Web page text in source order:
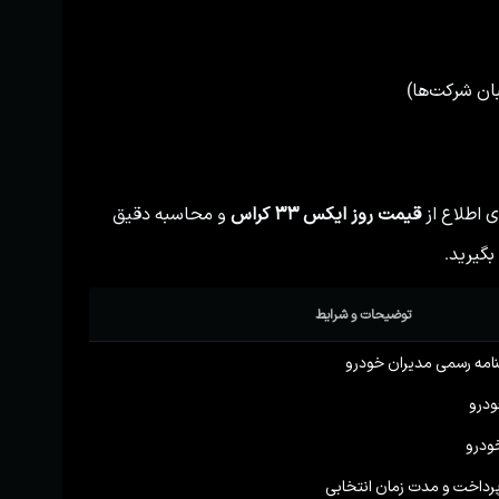
شرکت‌ها)
اطلاع ازقیمت روز ایکس ۳۳ کراس و محاسبه دقیق
توضیحات و شرایط
رسمی مدیران خودرو
و مدت زمان انتخابی